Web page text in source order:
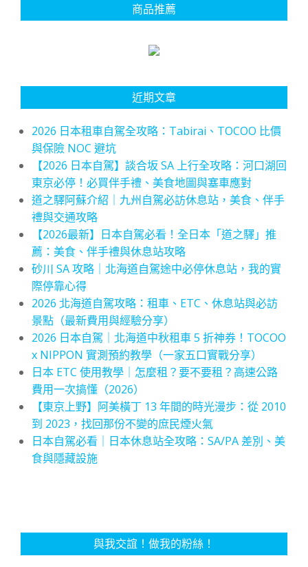
商品推薦
近期文章
2026 日本租車自駕全攻略：Tabirai、TOCOO 比價
與保險 NOC 避坑
【2026 日本自駕】談合坂 SA 上行全攻略：河口湖回
東京必停！必買伴手禮、美食地圖與塞車應對
道之驛阿蘇介紹｜九州自駕必訪休息站，美食、伴手
禮與交通攻略
【2026最新】日本自駕必看！全日本「道之驛」推
薦：美食、伴手禮與休息站攻略
砂川 SA 攻略｜北海道自駕途中必停休息站，我的實
際停靠心得
2026 北海道自駕攻略：租車、ETC、休息站與必訪
景點（最新費用與經驗分享）
2026 日本自駕｜北海道中秋租車 5 折神券！TOCOO
x NIPPON 實測預約教學（一家五口實戰分享）
日本 ETC 使用教學｜怎麼租？要不要租？高速公路
費用一次搞懂（2026）
【東京上野】阿美橫丁 13 年間的時光漫步：從 2010
到 2023，找回那份不變的庶民煙火氣
日本自駕必看｜日本休息站全攻略：SA/PA 差別、美
食與隱藏設施
與我交誼！做我的粉絲！